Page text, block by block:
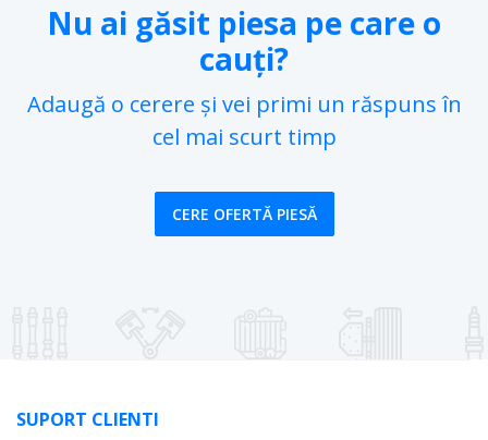
Nu ai găsit piesa pe care o
cauți?
Adaugă o cerere și vei primi un răspuns în
cel mai scurt timp
CERE OFERTĂ PIESĂ
SUPORT CLIENTI